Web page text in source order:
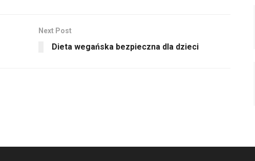
Next Post
Dieta wegańska bezpieczna dla dzieci